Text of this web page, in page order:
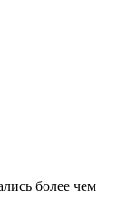
более чем